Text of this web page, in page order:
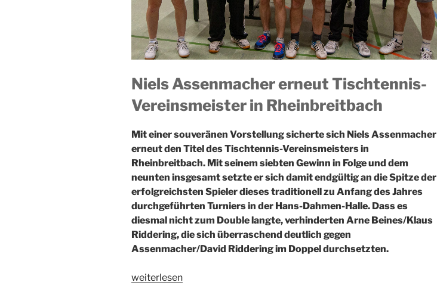
Niels Assenmacher erneut Tischtennis-
Vereinsmeister in Rheinbreitbach
Mit einer souveränen Vorstellung sicherte sich Niels Assenmacher
erneut den Titel des Tischtennis-Vereinsmeisters in
Rheinbreitbach. Mit seinem siebten Gewinn in Folge und dem
neunten insgesamt setzte er sich damit endgültig an die Spitze der
erfolgreichsten Spieler dieses traditionell zu Anfang des Jahres
durchgeführten Turniers in der Hans-Dahmen-Halle. Dass es
diesmal nicht zum Double langte, verhinderten Arne Beines/Klaus
Riddering, die sich überraschend deutlich gegen
Assenmacher/David Riddering im Doppel durchsetzten.
„Vereinsmeisterschaft
weiterlesen